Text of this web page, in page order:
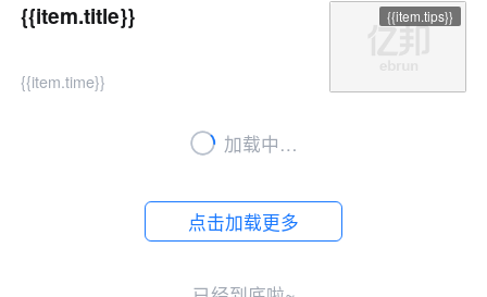
{{item.tips}}
{{item.title}}
{{item.time}}
加载中…
点击加载更多